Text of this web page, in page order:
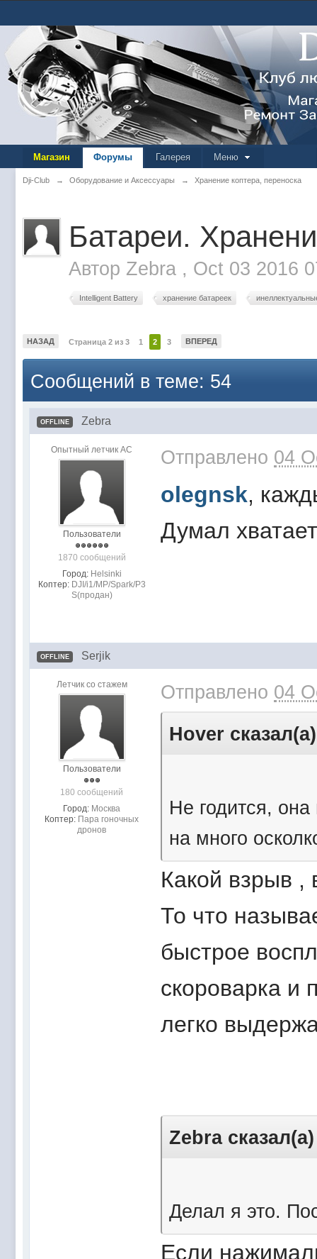
Магазин Форумы Галерея Меню
Dji-Club → Оборудование и Аксессуары → Хранение коптера, переноска
Батареи.
Автор Zebra , Oct 03 2016
Intelligent Battery хранение батареек
НАЗАД Страница 2 из 3 1 2 3 ВПЕРЕД
Сообщений в теме: 54
OFFLINE Zebra
Опытный летчик АС
Пользователи
1870 сообщений
Город: Helsinki
Коптер: DJI/i1/MP/Spark/P3
S(продан)
Отправлено 04
olegnsk,
Думал
OFFLINE Serjik
Летчик со стажем
Пользователи
180 сообщений
Город: Москва
Коптер: Пара гоночных
дронов
Отправлено 04
Hover сказал(а)
Не годится,
на много
Какой взрыв ,
То что
быстрое
скороварка и
легко
Zebra сказал(а)
Делал я это.
Если